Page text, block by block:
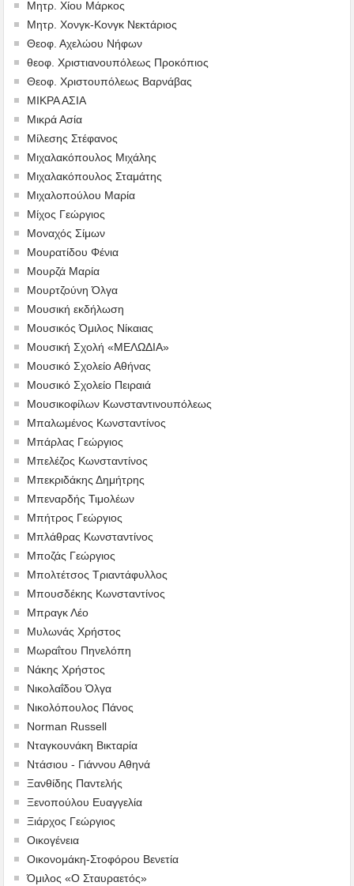
Μητρ. Χίου Μάρκος
Μητρ. Χονγκ-Κονγκ Νεκτάριος
Θεοφ. Αχελώου Νήφων
θεοφ. Χριστιανουπόλεως Προκόπιος
Θεοφ. Χριστουπόλεως Βαρνάβας
ΜΙΚΡΑ ΑΣΙΑ
Μικρά Ασία
Μίλεσης Στέφανος
Μιχαλακόπουλος Μιχάλης
Μιχαλακόπουλος Σταμάτης
Μιχαλοπούλου Μαρία
Μίχος Γεώργιος
Μοναχός Σίμων
Μουρατίδου Φένια
Μουρζά Μαρία
Μουρτζούνη Όλγα
Μουσική εκδήλωση
Μουσικός Όμιλος Νίκαιας
Μουσική Σχολή «ΜΕΛΩΔΙΑ»
Μουσικό Σχολείο Αθήνας
Μουσικό Σχολείο Πειραιά
Μουσικοφίλων Κωνσταντινουπόλεως
Μπαλωμένος Κωνσταντίνος
Μπάρλας Γεώργιος
Μπελέζος Κωνσταντίνος
Μπεκριδάκης Δημήτρης
Μπεναρδής Τιμολέων
Μπήτρος Γεώργιος
Μπλάθρας Κωνσταντίνος
Μποζάς Γεώργιος
Μπολτέτσος Τριαντάφυλλος
Μπουσδέκης Κωνσταντίνος
Μπραγκ Λέο
Μυλωνάς Χρήστος
Μωραΐτου Πηνελόπη
Νάκης Χρήστος
Νικολαΐδου Όλγα
Νικολόπουλος Πάνος
Norman Russell
Νταγκουνάκη Βικταρία
Ντάσιου - Γιάννου Αθηνά
Ξανθίδης Παντελής
Ξενοπούλου Ευαγγελία
Ξιάρχος Γεώργιος
Οικογένεια
Οικονομάκη-Στοφόρου Βενετία
Όμιλος «Ο Σταυραετός»